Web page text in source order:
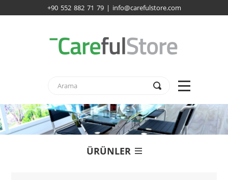
+90 552 882 71 79 | info@carefulstore.com
ÜRÜNLER